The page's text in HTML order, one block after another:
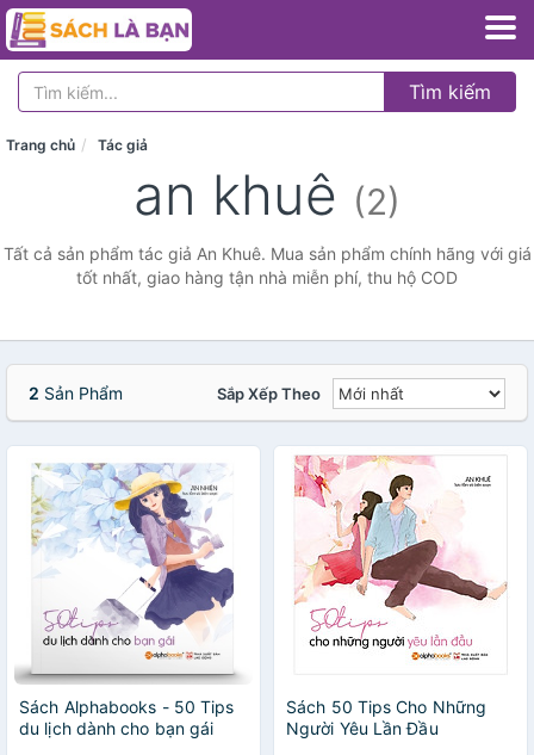
Tìm kiếm
Trang chủ Tác giả
an khuê (2)
Tất cả sản phẩm tác giả An Khuê. Mua sản phẩm chính hãng với giá
tốt nhất, giao hàng tận nhà miễn phí, thu hộ COD
2 Sản Phẩm Sắp Xếp Theo
Sách Alphabooks - 50 Tips
du lịch dành cho bạn gái
Sách 50 Tips Cho Những
Người Yêu Lần Đầu